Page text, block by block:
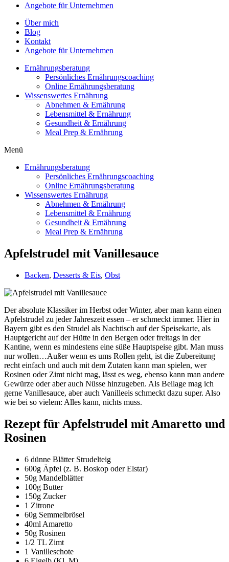
Angebote für Unternehmen
Über mich
Blog
Kontakt
Angebote für Unternehmen
Ernährungsberatung
Persönliches Ernährungscoaching
Online Ernährungsberatung
Wissenswertes Ernährung
Abnehmen & Ernährung
Lebensmittel & Ernährung
Gesundheit & Ernährung
Meal Prep & Ernährung
Menü
Ernährungsberatung
Persönliches Ernährungscoaching
Online Ernährungsberatung
Wissenswertes Ernährung
Abnehmen & Ernährung
Lebensmittel & Ernährung
Gesundheit & Ernährung
Meal Prep & Ernährung
Apfelstrudel mit Vanillesauce
Backen, Desserts & Eis, Obst
Der absolute Klassiker im Herbst oder Winter, aber man kann einen
Apfelstrudel zu jeder Jahreszeit essen – er schmeckt immer. Hier in
Bayern gibt es den Strudel als Nachtisch auf der Speisekarte, als
Hauptgericht auf der Hütte in den Bergen oder freitags in der
Kantine, wenn es mindestens eine süße Hauptspeise gibt. Man muss
nur wollen…Außer wenn es ums Rollen geht, ist die Zubereitung
recht einfach und auch mit dem Zutaten kann man spielen, wer
Rosinen oder Zimt nicht mag, lässt es weg, ebenso kann man andere
Gewürze oder aber auch Nüsse hinzugeben. Als Beilage mag ich
gerne Vanillesauce, aber auch Vanilleeis schmeckt dazu super. Also
wie bei so vielem: Alles kann, nichts muss.
Rezept für Apfelstrudel mit Amaretto und
Rosinen
6 dünne Blätter Strudelteig
600g Äpfel (z. B. Boskop oder Elstar)
50g Mandelblätter
100g Butter
150g Zucker
1 Zitrone
60g Semmelbrösel
40ml Amaretto
50g Rosinen
1/2 TL Zimt
1 Vanilleschote